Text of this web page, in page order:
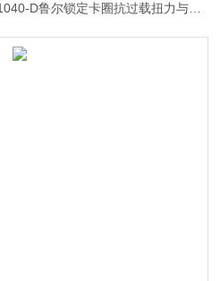
D鲁尔锁定卡圈抗过载扭力与旋